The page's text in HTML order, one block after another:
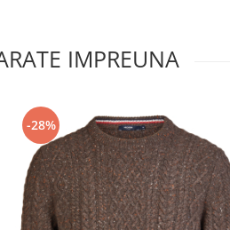
IMPREUNA
-28%